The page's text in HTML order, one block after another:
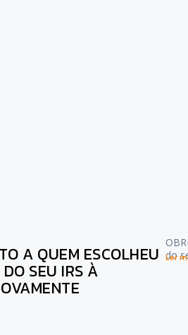
A QUEM ESCOLHEU
SEU IRS À
do
Ler